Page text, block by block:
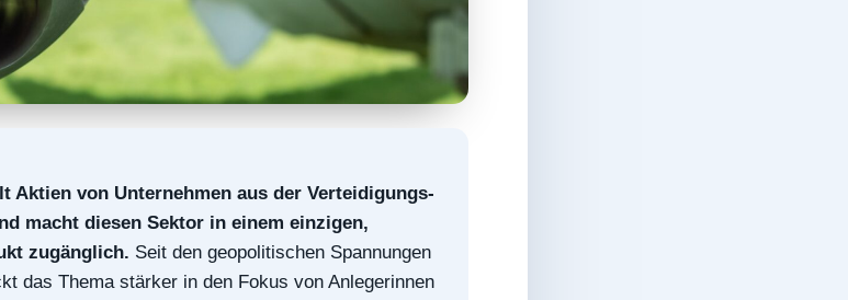
Aktien von Unternehmen aus der Verteidigungs-
macht diesen Sektor in einem einzigen,
zugänglich. Seit den geopolitischen Spannungen
das Thema stärker in den Fokus von Anlegerinnen